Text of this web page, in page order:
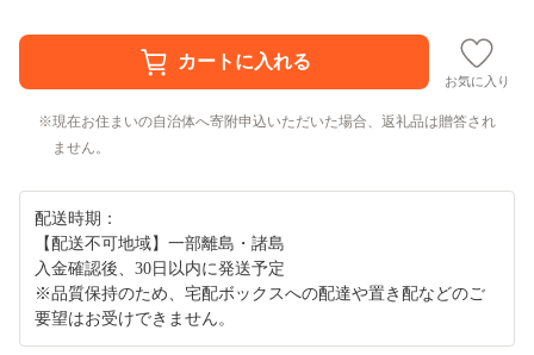
お気に入り
現在お住まいの自治体へ寄附申込いただいた場合、返礼品は贈答され
ません。
配送時期：
【配送不可地域】一部離島・諸島
入金確認後、30日以内に発送予定
※品質保持のため、宅配ボックスへの配達や置き配などのご
要望はお受けできません。